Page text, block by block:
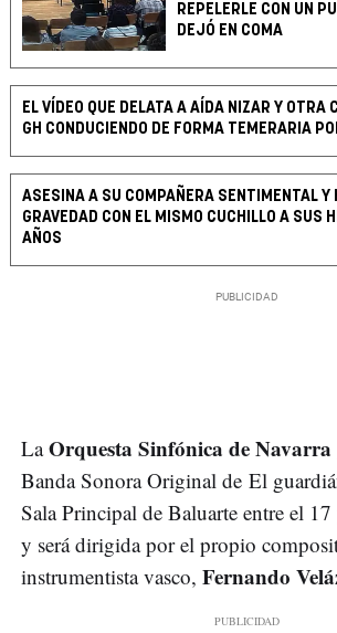
REPELERLE CON UN
DEJÓ EN COMA
EL VÍDEO QUE DELATA A AÍDA NIZAR Y OTRA
GH CONDUCIENDO DE FORMA TEMERARIA
ASESINA A SU COMPAÑERA SENTIMENTAL Y
GRAVEDAD CON EL MISMO CUCHILLO A SUS
AÑOS
LaOrquesta Sinfónica de Navarra
Banda Sonora Original de El
Sala Principal de Baluarte entre el
y será dirigida por el propio
instrumentista vasco, Fernando